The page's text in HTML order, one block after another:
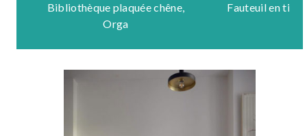
Fauteuil en tissu et bois, Nubo
Table basse